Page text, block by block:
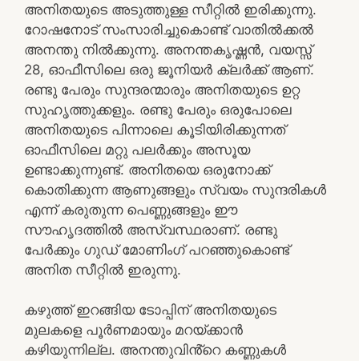
അനിതയുടെ അടുത്തുള്ള സീറ്റിൽ ഇരിക്കുന്നു.
റോഷനോട് സംസാരിച്ചുകൊണ്ട് വാതിൽക്കൽ
അനന്തു നിൽക്കുന്നു. അനന്തകൃഷ്ണൻ, വയസ്സ്
28, ഓഫീസിലെ ഒരു ജൂനിയർ ക്ലർക്ക് ആണ്.
രണ്ടു പേരും സുന്ദരന്മാരും അനിതയുടെ ഉറ്റ
സുഹൃത്തുക്കളും. രണ്ടു പേരും ഒരുപോലെ
അനിതയുടെ പിന്നാലെ കൂടിയിരിക്കുന്നത്
ഓഫീസിലെ മറ്റു പലർക്കും അസൂയ
ഉണ്ടാക്കുന്നുണ്ട്. അനിതയെ ഒരുനോക്ക്
കൊതിക്കുന്ന ആണുങ്ങളും സ്വയം സുന്ദരികൾ
എന്ന് കരുതുന്ന പെണ്ണുങ്ങളും ഈ
സൗഹൃദത്തിൽ അസ്വസ്ഥരാണ്. രണ്ടു
പേർക്കും ഗുഡ് മോണിംഗ് പറഞ്ഞുകൊണ്ട്
അനിത സീറ്റിൽ ഇരുന്നു.
കഴുത്ത് ഇറങ്ങിയ ടോപ്പിന് അനിതയുടെ
മുലകളെ പൂർണമായും മറയ്ക്കാൻ
കഴിയുന്നില്ല. അനന്തുവിൻ്റെ കണ്ണുകൾ